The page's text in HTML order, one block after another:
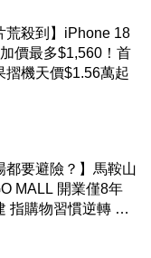
荒殺到】iPhone 18
價最多$1,560！首
摺機天價$1.56萬起
都要避險？】馬鞍山
MALL 開業僅8年
指購物習慣逆轉 餐